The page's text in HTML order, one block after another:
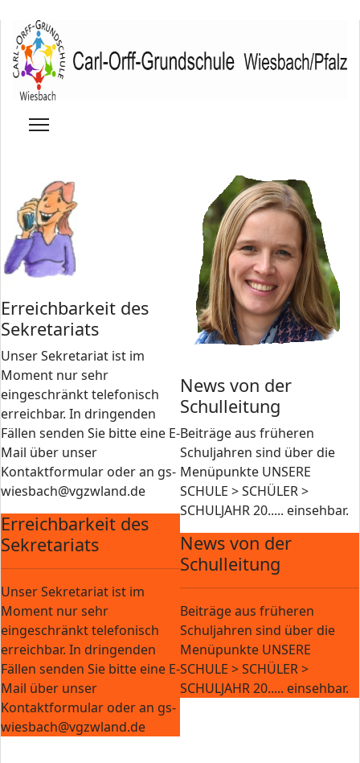
Erreichbarkeit des
Sekretariats
Unser Sekretariat ist im
Moment nur sehr
eingeschränkt telefonisch
erreichbar. In dringenden
Fällen senden Sie bitte eine E-
Mail über unser
Kontaktformular oder an gs-
wiesbach@vgzwland.de
Erreichbarkeit des
Sekretariats
Unser Sekretariat ist im
Moment nur sehr
eingeschränkt telefonisch
erreichbar. In dringenden
Fällen senden Sie bitte eine E-
Mail über unser
Kontaktformular oder an gs-
wiesbach@vgzwland.de
News von der
Schulleitung
Beiträge aus früheren
Schuljahren sind über die
Menüpunkte UNSERE
SCHULE > SCHÜLER >
SCHULJAHR 20..... einsehbar.
News von der
Schulleitung
Beiträge aus früheren
Schuljahren sind über die
Menüpunkte UNSERE
SCHULE > SCHÜLER >
SCHULJAHR 20..... einsehbar.